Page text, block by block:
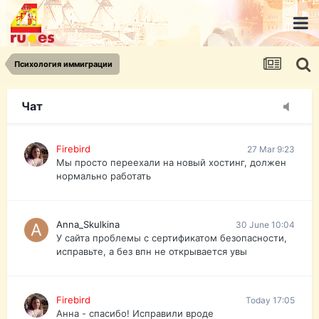
Психология иммиграции
Чат
urist.dokument@gmail.com
https://pasport-ua.com/
Телеграмм @uristpassua
Firebird
Друзья - из России без VPN сайт и форум
Firebird 27 Mar 9:23
Мы просто переехали на новый хостинг, должен
нормально работать
Anna_Skulkina 30 June 10:04
У сайта проблемы с сертификатом безопасности,
исправьте, а без впн не открывается увы
Firebird Today 17:05
Анна - спасибо! Исправили вроде